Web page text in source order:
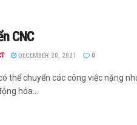
CNC
DECEMBER 20, 2021 0
thể chuyển các công việc nặng
hóa...